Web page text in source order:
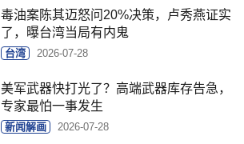
毒油案陈其迈怒问20%决策，卢秀燕证实
了，曝台湾当局有内鬼
台湾 2026-07-28
美军武器快打光了？高端武器库存告急，
专家最怕一事发生
新闻解画 2026-07-28